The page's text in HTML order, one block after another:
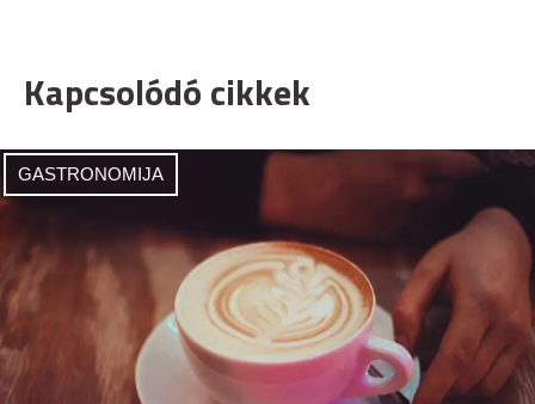
Kapcsolódó cikkek
GASTRONOMIJA